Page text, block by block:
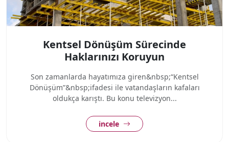
Kentsel Dönüşüm Sürecinde
Haklarınızı Koruyun
Son zamanlarda hayatımıza giren&nbsp;“Kentsel
Dönüşüm”&nbsp;ifadesi ile vatandaşların kafaları
oldukça karıştı. Bu konu televizyon...
incele